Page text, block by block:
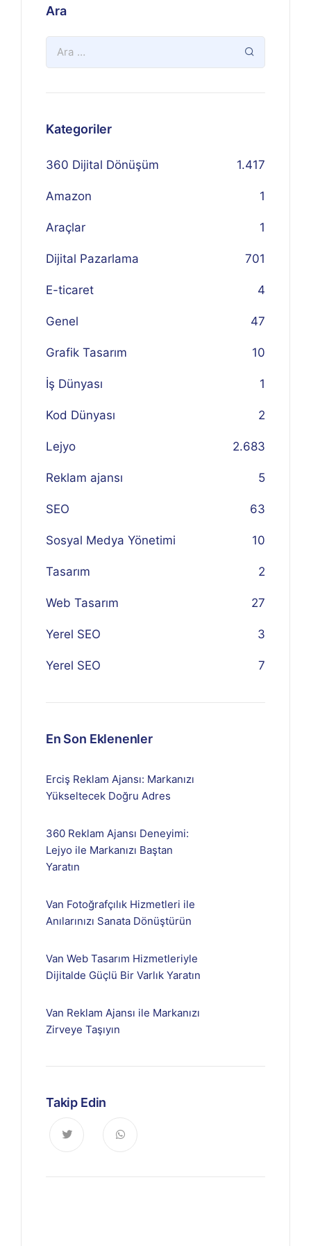
Ara
Kategoriler
360 Dijital Dönüşüm 1.417
Amazon 1
Araçlar 1
Dijital Pazarlama 701
E-ticaret 4
Genel 47
Grafik Tasarım 10
İş Dünyası 1
Kod Dünyası 2
Lejyo 2.683
Reklam ajansı 5
SEO 63
Sosyal Medya Yönetimi 10
Tasarım 2
Web Tasarım 27
Yerel SEO 3
Yerel SEO 7
En Son Eklenenler
Erciş Reklam Ajansı: Markanızı
Yükseltecek Doğru Adres
360 Reklam Ajansı Deneyimi:
Lejyo ile Markanızı Baştan
Yaratın
Van Fotoğrafçılık Hizmetleri ile
Anılarınızı Sanata Dönüştürün
Van Web Tasarım Hizmetleriyle
Dijitalde Güçlü Bir Varlık Yaratın
Van Reklam Ajansı ile Markanızı
Zirveye Taşıyın
Takip Edin